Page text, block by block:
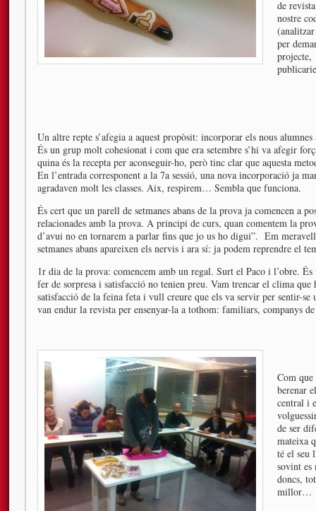
de
nostre
per
projecte,
Un altre repte s’afegia a aquest propòsit: incorporar els nous
És un grup molt cohesionat i com que era setembre s’hi va afegir
quina és la recepta per aconseguir-ho, però tinc clar que aquesta
En l’entrada corresponent a la 7a sessió, una nova incorporació ja
agradaven molt les classes. Aix, respirem… Sembla que funciona.
És cert que un parell de setmanes abans de la prova ja comencen a
relacionades amb la prova. A principi de curs, quan comentem la
d’avui no en tornarem a parlar fins que jo us ho digui”. Em
setmanes abans apareixen els nervis i ara sí: ja podem reprendre el
1r dia de la prova: comencem amb un regal. Surt el Paco i l’obre.
fer de sorpresa i satisfacció no tenien preu. Vam trencar el clima
satisfacció de la feina feta i vull creure que els va servir per sentir-se
van endur la revista per ensenyar-la a tothom: familiars, companys
Com
berenar
central i
de ser
mateixa
té el seu
sovint
doncs,
millor…